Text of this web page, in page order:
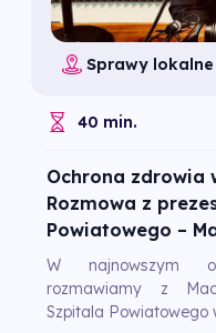
Sprawy lokalne
40 min.
Ochrona zdrowia
Rozmowa z
Powiatowego –
W najnowszym
rozmawiamy z
Szpitala Powiatowego